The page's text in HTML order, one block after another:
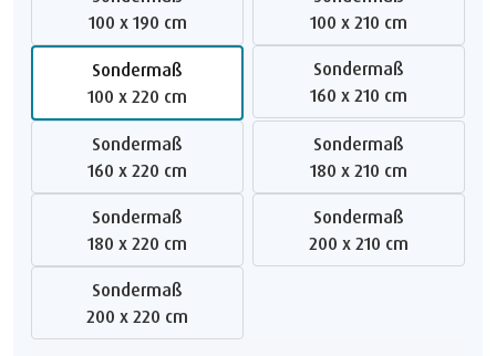
100 x 190 cm
100 x 210 cm
Sondermaß
100 x 220 cm
Sondermaß
160 x 210 cm
Sondermaß
160 x 220 cm
Sondermaß
180 x 210 cm
Sondermaß
180 x 220 cm
Sondermaß
200 x 210 cm
Sondermaß
200 x 220 cm